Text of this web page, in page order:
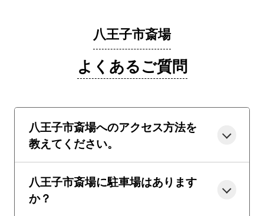
八王子市斎場
よくあるご質問
八王子市斎場へのアクセス方法を
教えてください。
八王子市斎場に駐車場はあります
か？